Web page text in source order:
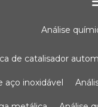
análise
de catalisador
aço inoxidável